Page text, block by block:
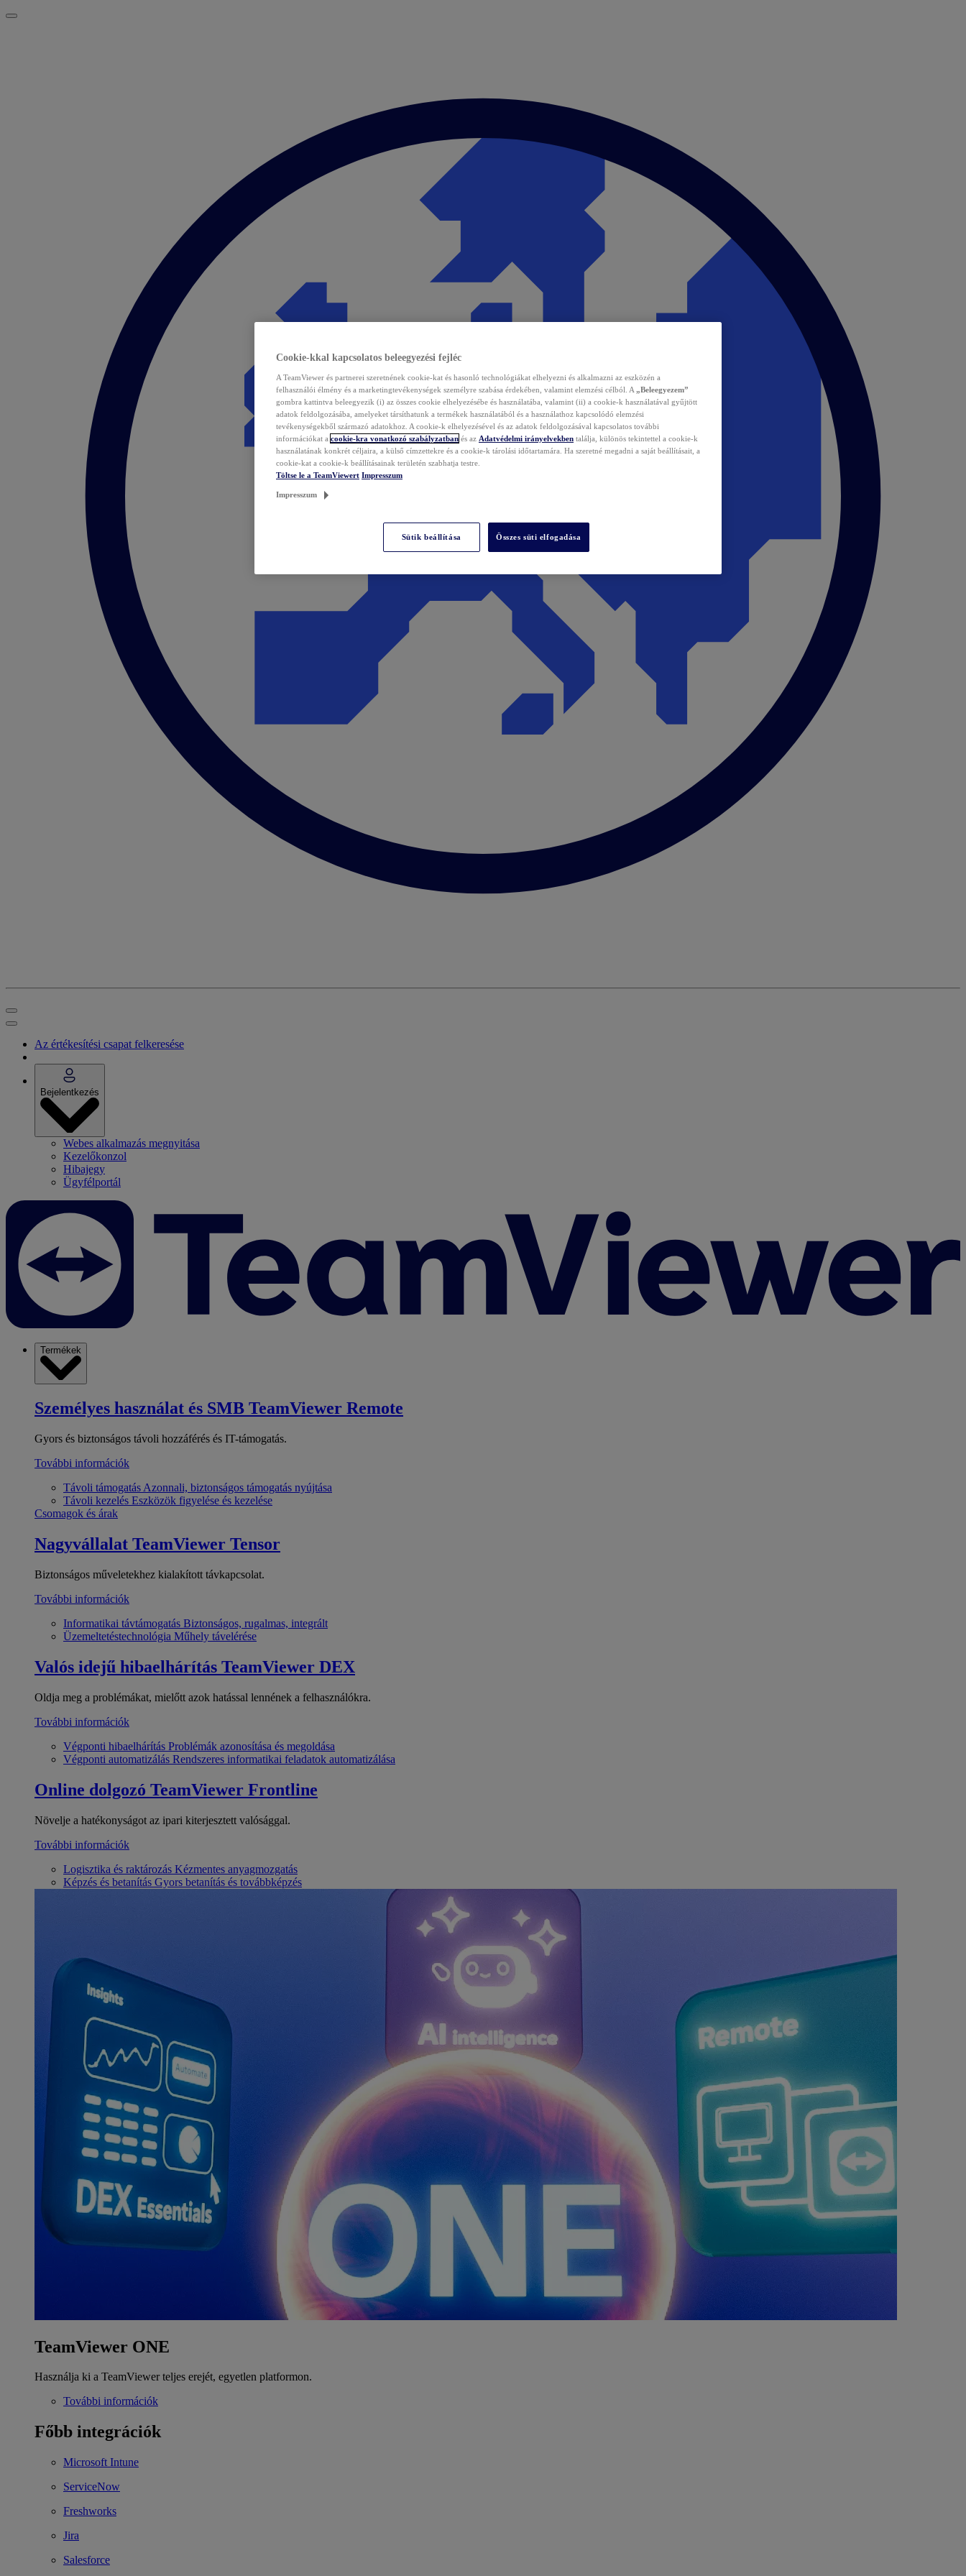
Az értékesítési csapat felkeresése
Bejelentkezés
Webes alkalmazás megnyitása
Kezelőkonzol
Hibajegy
Ügyfélportál
Termékek
Személyes használat és SMB TeamViewer Remote
Gyors és biztonságos távoli hozzáférés és IT-támogatás.
További információk
Távoli támogatás Azonnali, biztonságos támogatás nyújtása
Távoli kezelés Eszközök figyelése és kezelése
Csomagok és árak
Nagyvállalat TeamViewer Tensor
Biztonságos műveletekhez kialakított távkapcsolat.
További információk
Informatikai távtámogatás Biztonságos, rugalmas, integrált
Üzemeltetéstechnológia Műhely távelérése
Valós idejű hibaelhárítás TeamViewer DEX
Oldja meg a problémákat, mielőtt azok hatással lennének a felhasználókra.
További információk
Végponti hibaelhárítás Problémák azonosítása és megoldása
Végponti automatizálás Rendszeres informatikai feladatok automatizálása
Online dolgozó TeamViewer Frontline
Növelje a hatékonyságot az ipari kiterjesztett valósággal.
További információk
Logisztika és raktározás Kézmentes anyagmozgatás
Képzés és betanítás Gyors betanítás és továbbképzés
TeamViewer ONE
Használja ki a TeamViewer teljes erejét, egyetlen platformon.
További információk
Főbb integrációk
Microsoft Intune
ServiceNow
Freshworks
Jira
Salesforce
Cookie-kkal kapcsolatos beleegyezési fejléc
A TeamViewer és partnerei szeretnének cookie-kat és hasonló technológiákat elhelyezni és alkalmazni az eszközén a
felhasználói élmény és a marketingtevékenységek személyre szabása érdekében, valamint elemzési célból. A „Beleegyezem”
gombra kattintva beleegyezik (i) az összes cookie elhelyezésébe és használatába, valamint (ii) a cookie-k használatával gyűjtött
adatok feldolgozásába, amelyeket társíthatunk a termékek használatából és a használathoz kapcsolódó elemzési
tevékenységekből származó adatokhoz. A cookie-k elhelyezésével és az adatok feldolgozásával kapcsolatos további
információkat a cookie-kra vonatkozó szabályzatban és az Adatvédelmi irányelvekben találja, különös tekintettel a cookie-k
használatának konkrét céljaira, a külső címzettekre és a cookie-k tárolási időtartamára. Ha szeretné megadni a saját beállításait, a
cookie-kat a cookie-k beállításainak területén szabhatja testre.
Töltse le a TeamViewert Impresszum
Impresszum
Sütik beállítása Összes süti elfogadása